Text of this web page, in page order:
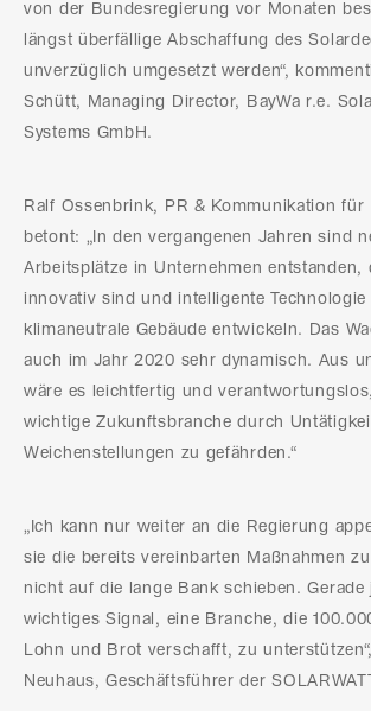
von der Bundesregierung vor Monaten
längst überfällige Abschaffung des
unverzüglich umgesetzt werden“,
Schütt, Managing Director, BayWa r.e.
Systems GmbH.
Ralf Ossenbrink, PR & Kommunikation für
betont: „In den vergangenen Jahren sind
Arbeitsplätze in Unternehmen entstanden,
innovativ sind und intelligente Technologie
klimaneutrale Gebäude entwickeln. Das
auch im Jahr 2020 sehr dynamisch. Aus
wäre es leichtfertig und
wichtige Zukunftsbranche durch
Weichenstellungen zu gefährden.“
„Ich kann nur weiter an die Regierung
sie die bereits vereinbarten Maßnahmen
nicht auf die lange Bank schieben. Gerade
wichtiges Signal, eine Branche, die
Lohn und Brot verschafft, zu
Neuhaus, Geschäftsführer der